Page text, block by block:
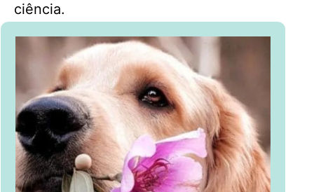
ciência.